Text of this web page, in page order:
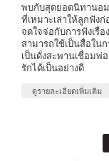
พบกับสุดยอดนิทานอม
ที่เหมาะเล่าให้ลูกฟัง
จดใจจ่อกับการฟังเรื่
สามารถใช้เป็นสื่อใน
เป็นดั่งสะพานเชื่อมพ่
รักได้เป็นอย่างดี
ดูรายละเอียดเพิ่มเติม